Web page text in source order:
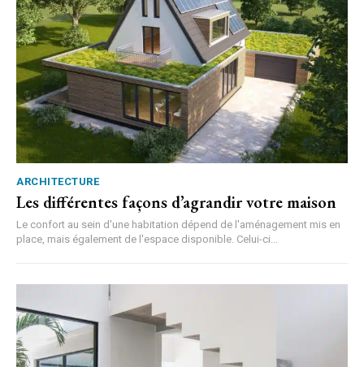
ARCHITECTURE
Les différentes façons d’agrandir votre maison
Le confort au sein d'une habitation dépend de l'aménagement mis en
place, mais également de l'espace disponible. Celui-ci...